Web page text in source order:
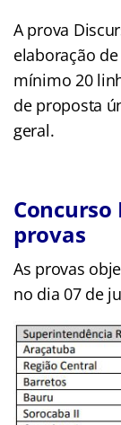
A prova
elaboração
mínimo 20
de proposta
geral.
Concurso
provas
As provas
no dia 07 de